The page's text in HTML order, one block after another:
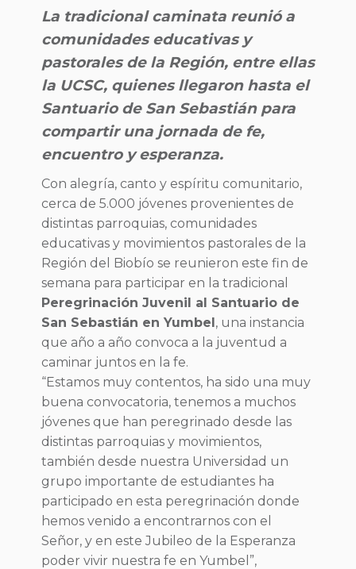
La tradicional caminata reunió a
comunidades educativas y
pastorales de la Región, entre ellas
la UCSC, quienes llegaron hasta el
Santuario de San Sebastián para
compartir una jornada de fe,
encuentro y esperanza.
Con alegría, canto y espíritu comunitario,
cerca de 5.000 jóvenes provenientes de
distintas parroquias, comunidades
educativas y movimientos pastorales de la
Región del Biobío se reunieron este fin de
semana para participar en la tradicional
Peregrinación Juvenil al Santuario de
San Sebastián en Yumbel, una instancia
que año a año convoca a la juventud a
caminar juntos en la fe.
“Estamos muy contentos, ha sido una muy
buena convocatoria, tenemos a muchos
jóvenes que han peregrinado desde las
distintas parroquias y movimientos,
también desde nuestra Universidad un
grupo importante de estudiantes ha
participado en esta peregrinación donde
hemos venido a encontrarnos con el
Señor, y en este Jubileo de la Esperanza
poder vivir nuestra fe en Yumbel”,